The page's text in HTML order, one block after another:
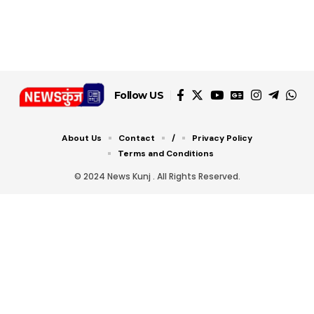
Follow US
© 2024 News Kunj . All Rights Reserved.
About Us Contact /
Privacy Policy
Terms and Conditions